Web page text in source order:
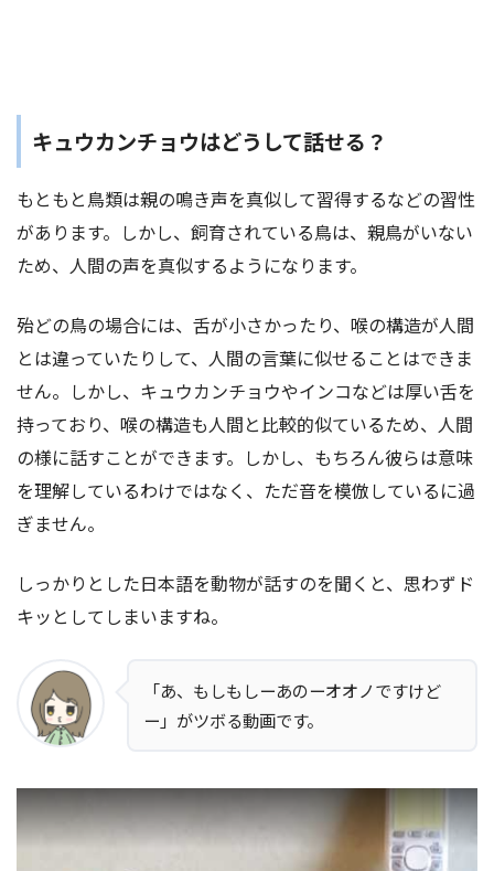
キュウカンチョウはどうして話せる？
もともと鳥類は親の鳴き声を真似して習得するなどの習性
があります。しかし、飼育されている鳥は、親鳥がいない
ため、人間の声を真似するようになります。
殆どの鳥の場合には、舌が小さかったり、喉の構造が人間
とは違っていたりして、人間の言葉に似せることはできま
せん。しかし、キュウカンチョウやインコなどは厚い舌を
持っており、喉の構造も人間と比較的似ているため、人間
の様に話すことができます。しかし、もちろん彼らは意味
を理解しているわけではなく、ただ音を模倣しているに過
ぎません。
しっかりとした日本語を動物が話すのを聞くと、思わずド
キッとしてしまいますね。
「あ、もしもしーあのーオオノですけど
ー」がツボる動画です。